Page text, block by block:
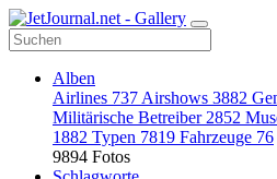
Alben
Airlines 737 Airshows 3882
Militärische Betreiber 2852
1882 Typen 7819 Fahrzeuge 76
9894 Fotos